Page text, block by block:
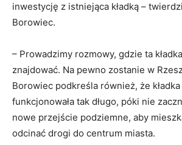
inwestycję z istniejąca kładką –
Borowiec.
– Prowadzimy rozmowy, gdzie ta
znajdować. Na pewno zostanie w
Borowiec podkreśla również, że
funkcjonowała tak długo, póki nie
nowe przejście podziemne, aby
odcinać drogi do centrum miasta.